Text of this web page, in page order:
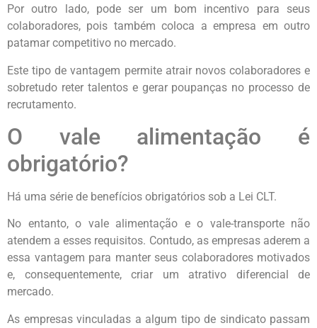
Por outro lado, pode ser um bom incentivo para seus
colaboradores, pois também coloca a empresa em outro
patamar competitivo no mercado.
Este tipo de vantagem permite atrair novos colaboradores e
sobretudo reter talentos e gerar poupanças no processo de
recrutamento.
O vale alimentação é
obrigatório?
Há uma série de benefícios obrigatórios sob a Lei CLT.
No entanto, o vale alimentação e o vale-transporte não
atendem a esses requisitos. Contudo, as empresas aderem a
essa vantagem para manter seus colaboradores motivados
e, consequentemente, criar um atrativo diferencial de
mercado.
As empresas vinculadas a algum tipo de sindicato passam